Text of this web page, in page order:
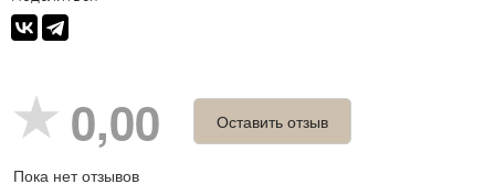
0,00
Пока нет отзывов
Оставить отзыв